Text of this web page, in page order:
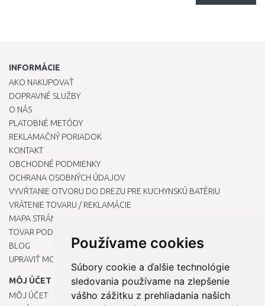
Používame cookies
Súbory cookie a ďalšie technológie
sledovania používame na zlepšenie
vášho zážitku z prehliadania našich
INFORMÁCIE
AKO NAKUPOVAŤ
DOPRAVNÉ SLUŽBY
O NÁS
PLATOBNÉ METÓDY
REKLAMAČNÝ PORIADOK
KONTAKT
OBCHODNÉ PODMIENKY
OCHRANA OSOBNÝCH ÚDAJOV
VYVŔTANIE OTVORU DO DREZU PRE KUCHYNSKÚ BATÉRIU
VRÁTENIE TOVARU / REKLAMÁCIE
MAPA STRÁNOK
TOVAR PODĽA ZNAČIEK
BLOG
UPRAVIŤ MOJE PREDVOĽBY COOKIES
MÔJ ÚČET
MÔJ ÚČET